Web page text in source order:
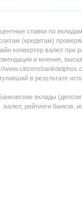
ставки по
(кредитам)
конвертер валют при
и мнения,
в результате
вклады
валют, рейтинги банков,